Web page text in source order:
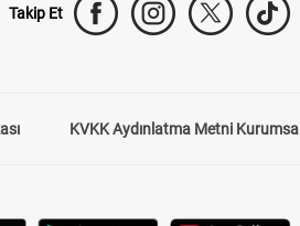
Takip Et
KVKK Aydınlatma Metni Kurumsal